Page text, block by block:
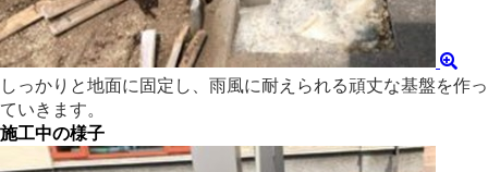
しっかりと地面に固定し、雨風に耐えられる頑丈な基盤を作っ
ていきます。
施工中の様子